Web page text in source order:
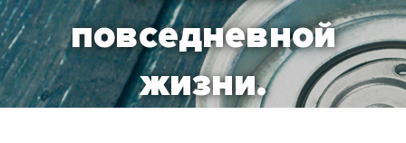
повседневной
жизни.